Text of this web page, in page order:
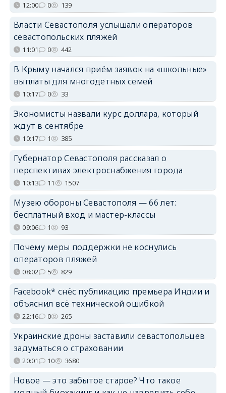
12:00 0 139
Власти Севастополя услышали операторов
севастопольских пляжей
11:01 0 442
В Крыму начался приём заявок на «школьные»
выплаты для многодетных семей
10:17 0 33
Экономисты назвали курс доллара, который
ждут в сентябре
10:17 1 385
Губернатор Севастополя рассказал о
перспективах электроснабжения города
10:13 11 1507
Музею обороны Севастополя — 66 лет:
бесплатный вход и мастер-классы
09:06 1 93
Почему меры поддержки не коснулись
операторов пляжей
08:02 5 829
Facebook* снёс публикацию премьера Индии и
объяснил всё технической ошибкой
22:16 0 265
Украинские дроны заставили севастопольцев
задуматься о страховании
20:01 10 3680
Новое — это забытое старое? Что такое